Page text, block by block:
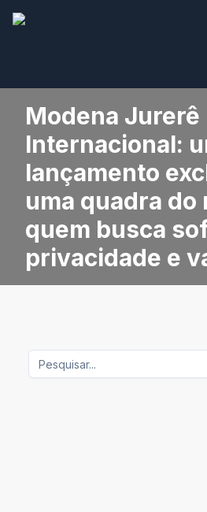
Modena Jurerê
Internacional:
lançamento
uma quadra do
quem busca
privacidade e